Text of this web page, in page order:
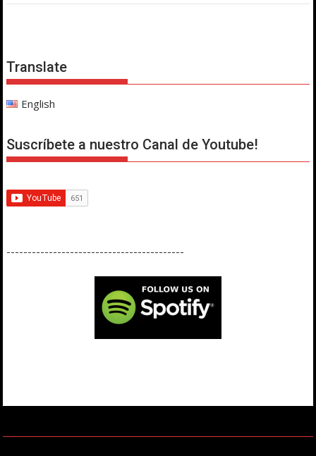
Translate
English
Suscríbete a nuestro Canal de Youtube!
------------------------------------------